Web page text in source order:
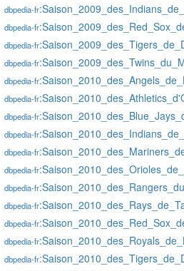
dbpedia-fr
dbpedia-fr
dbpedia-fr
dbpedia-fr
dbpedia-fr
dbpedia-fr
dbpedia-fr
dbpedia-fr
dbpedia-fr
dbpedia-fr
dbpedia-fr
dbpedia-fr
dbpedia-fr
dbpedia-fr
dbpedia-fr